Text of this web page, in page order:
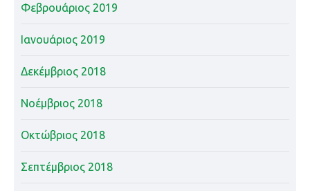
Φεβρουάριος 2019
Ιανουάριος 2019
Δεκέμβριος 2018
Νοέμβριος 2018
Οκτώβριος 2018
Σεπτέμβριος 2018